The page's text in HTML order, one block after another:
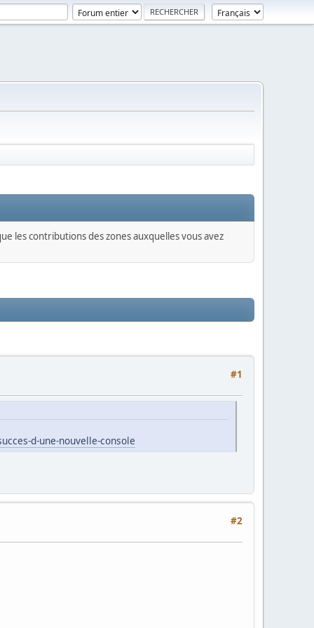
les contributions des zones auxquelles vous avez
#1
d-une-nouvelle-console
#2